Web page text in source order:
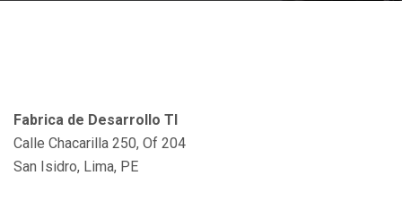
Fabrica de Desarrollo TI
Calle Chacarilla 250, Of 204
San Isidro, Lima, PE